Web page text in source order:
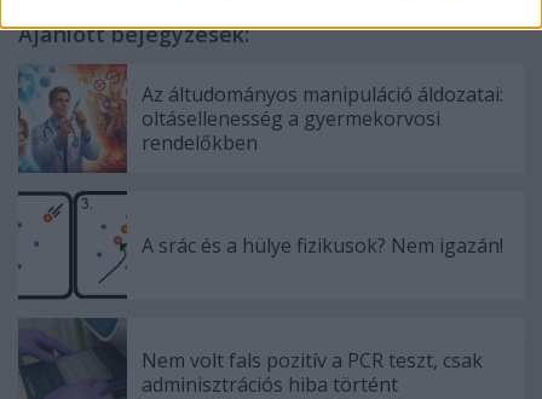
Ajánlott bejegyzések:
Az áltudományos manipuláció áldozatai:
oltásellenesség a gyermekorvosi
rendelőkben
A srác és a hülye fizikusok? Nem igazán!
Nem volt fals pozitív a PCR teszt, csak
adminisztrációs hiba történt